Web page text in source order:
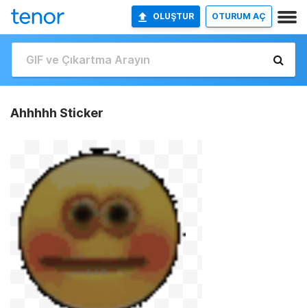
OLUŞTUR OTURUM AÇ
Ahhhhh Sticker